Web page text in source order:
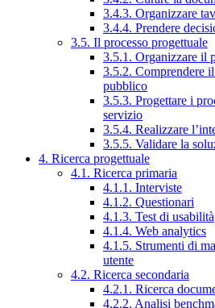
3.4.3. Organizzare
3.4.4. Prendere
3.5. Il processo progettuale
3.5.1. Organizzare il
3.5.2. Comprendere
pubblico
3.5.3. Progettare i
servizio
3.5.4. Realizzare
3.5.5. Validare la
4. Ricerca progettuale
4.1. Ricerca primaria
4.1.1. Interviste
4.1.2. Questionari
4.1.3. Test di usabilità
4.1.4. Web analytics
4.1.5. Strumenti di
utente
4.2. Ricerca secondaria
4.2.1. Ricerca
4.2.2. Analisi